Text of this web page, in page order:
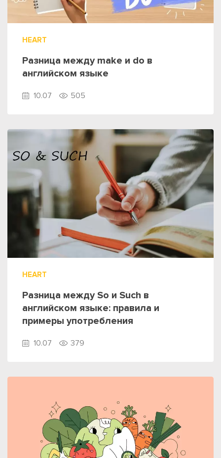
HEART
Разница между make и do в
английском языке
10.07 505
HEART
Разница между So и Such в
английском языке: правила и
примеры употребления
10.07 379